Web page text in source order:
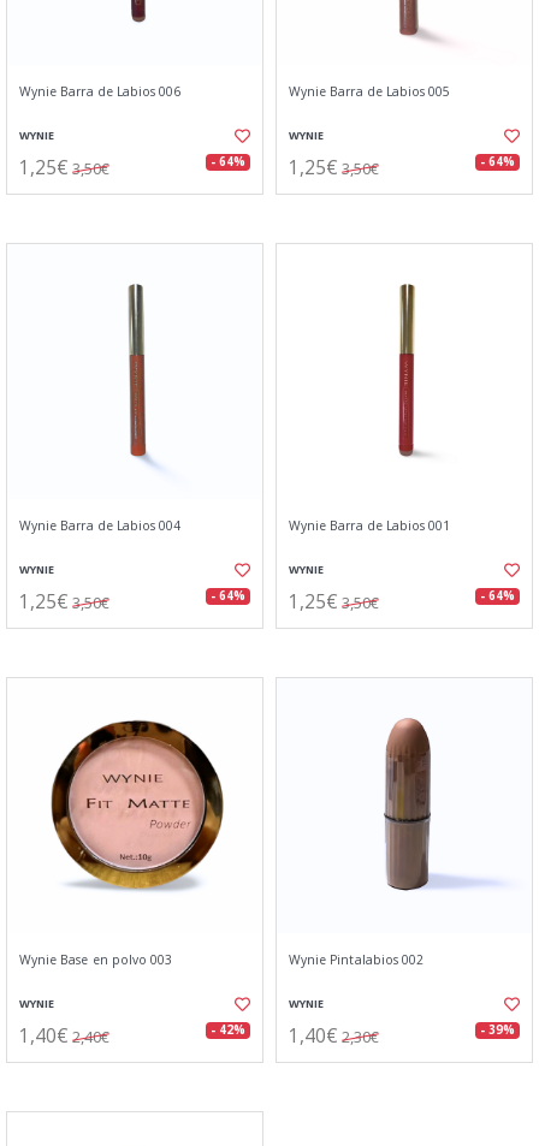
Wynie Barra de Labios 006
WYNIE
1,25€ 3,50€ - 64%
Wynie Barra de Labios 005
WYNIE
1,25€ 3,50€ - 64%
Wynie Barra de Labios 004
WYNIE
1,25€ 3,50€ - 64%
Wynie Barra de Labios 001
WYNIE
1,25€ 3,50€ - 64%
Wynie Base en polvo 003
WYNIE
1,40€ 2,40€ - 42%
Wynie Pintalabios 002
WYNIE
1,40€ 2,30€ - 39%